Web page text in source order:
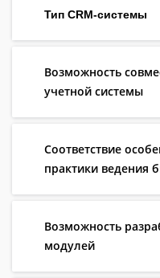
Тип CRM-системы
Возможность
учетной системы
Соответствие
практики ведения
Возможность
модулей